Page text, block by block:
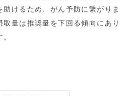
けるため、がん予防に繋がりま
量は推奨量を下回る傾向にあり
。